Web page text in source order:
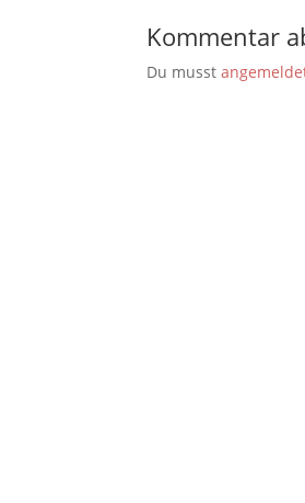
Kommentar
Du musst